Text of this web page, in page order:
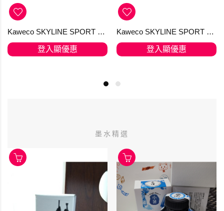
Kaweco SKYLINE SPORT Mechanical Pencil 0.7 mm Mint
登入顯優惠
Kaweco SKYLINE SPORT Mechanical Pencil 0.7 mm Grey 自動鉛筆
登入顯優惠
墨水精選